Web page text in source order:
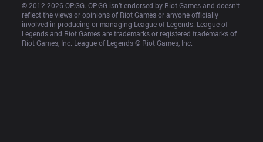
© 2012-2026 OP.GG. OP.GG isn’t endorsed by Riot Games and doesn’t
reflect the views or opinions of Riot Games or anyone officially
involved in producing or managing League of Legends. League of
Legends and Riot Games are trademarks or registered trademarks of
Riot Games, Inc. League of Legends © Riot Games, Inc.